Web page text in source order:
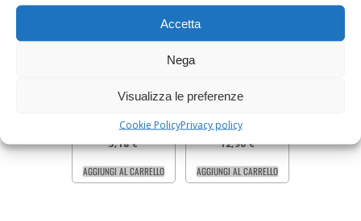
Accetta
Nega
Visualizza le preferenze
Cookie PolicyPrivacy policy
SPINACI E
MOZZARELLA
circa 200g a 15,90€ il
3,18€
AGGIUNGI AL CARRELLO
1 kg a 12,90€ il kg
12,90€
AGGIUNGI AL CARRELLO